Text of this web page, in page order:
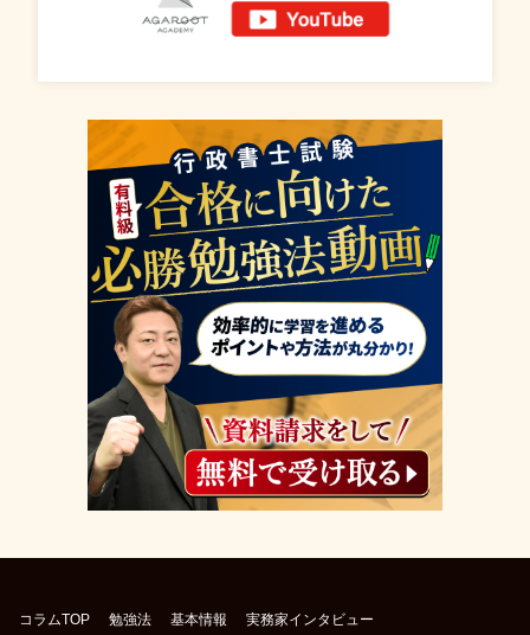
コラムTOP 勉強法 基本情報 実務家インタビュー